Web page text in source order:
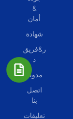
&
أمان
شهادة
ر&فريق
د
مدونة
اتصل
بنا
تعليقات